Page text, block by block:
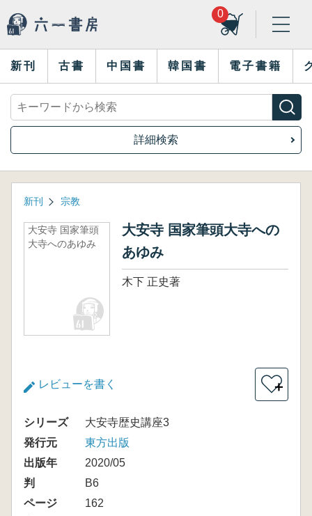
0
新刊 古書 中国書 韓国書 電子書籍
詳細検索
新刊 宗教
大安寺 国家筆頭
大寺へのあゆみ
大安寺 国家筆頭大寺への
あゆみ
木下 正史著
レビューを書く ＋
シリーズ
大安寺歴史講座3
発行元
東方出版
出版年
2020/05
判
B6
ページ
162